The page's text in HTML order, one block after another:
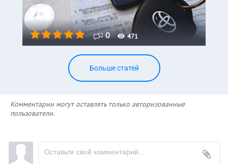
0 471
Больше статей
Комментарии могут оставлять только авторизованные
пользователи.